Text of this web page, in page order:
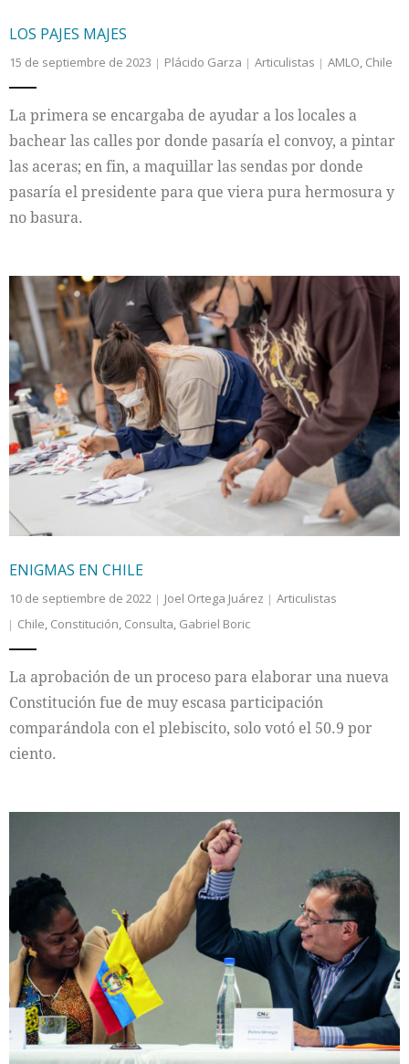
LOS PAJES MAJES
15 de septiembre de 2023 Plácido Garza Articulistas AMLO Chile
La primera se encargaba de ayudar a los locales a
bachear las calles por donde pasaría el convoy, a pintar
las aceras; en fin, a maquillar las sendas por donde
pasaría el presidente para que viera pura hermosura y
no basura.
ENIGMAS EN CHILE
10 de septiembre de 2022 Joel Ortega Juárez
Articulistas
Chile, Constitución, Consulta, Gabriel Boric
La aprobación de un proceso para elaborar una nueva
Constitución fue de muy escasa participación
comparándola con el plebiscito, solo votó el 50.9 por
ciento.